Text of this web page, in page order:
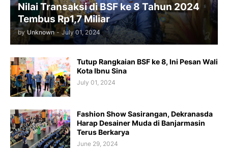
Nilai Transaksi di BSF ke 8 Tahun 2024
Tembus Rp1,7 Miliar
by Unknown - July 01, 2024
Tutup Rangkaian BSF ke 8, Ini Pesan Wali
Kota Ibnu Sina
July 01, 2024
Fashion Show Sasirangan, Dekranasda
Harap Desainer Muda di Banjarmasin
Terus Berkarya
June 29, 2024